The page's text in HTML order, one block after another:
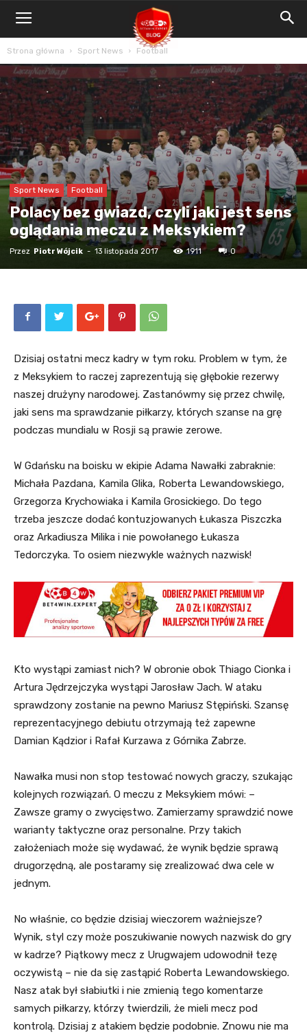
Blog
Strona główna Sport News Football
Sport News Football
Polacy bez gwiazd, czyli jaki jest sens
oglądania meczu z Meksykiem?
Przez Piotr Wójcik - 13 listopada 2017 1911 0
Dzisiaj ostatni mecz kadry w tym roku. Problem w tym, że
z Meksykiem to raczej zaprezentują się głębokie rezerwy
naszej drużyny narodowej. Zastanówmy się przez chwilę,
jaki sens ma sprawdzanie piłkarzy, których szanse na grę
podczas mundialu w Rosji są prawie zerowe.
W Gdańsku na boisku w ekipie Adama Nawałki zabraknie:
Michała Pazdana, Kamila Glika, Roberta Lewandowskiego,
Grzegorza Krychowiaka i Kamila Grosickiego. Do tego
trzeba jeszcze dodać kontuzjowanych Łukasza Piszczka
oraz Arkadiusza Milika i nie powołanego Łukasza
Tedorczyka. To osiem niezwykle ważnych nazwisk!
Kto wystąpi zamiast nich? W obronie obok Thiago Cionka i
Artura Jędrzejczyka wystąpi Jarosław Jach. W ataku
sprawdzony zostanie na pewno Mariusz Stępiński. Szansę
reprezentacyjnego debiutu otrzymają też zapewne
Damian Kądzior i Rafał Kurzawa z Górnika Zabrze.
Nawałka musi non stop testować nowych graczy, szukając
kolejnych rozwiązań. O meczu z Meksykiem mówi: –
Zawsze gramy o zwycięstwo. Zamierzamy sprawdzić nowe
warianty taktyczne oraz personalne. Przy takich
założeniach może się wydawać, że wynik będzie sprawą
drugorzędną, ale postaramy się zrealizować dwa cele w
jednym.
No właśnie, co będzie dzisiaj wieczorem ważniejsze?
Wynik, styl czy może poszukiwanie nowych nazwisk do gry
w kadrze? Piątkowy mecz z Urugwajem udowodnił tezę
oczywistą – nie da się zastąpić Roberta Lewandowskiego.
Nasz atak był słabiutki i nie zmienią tego komentarze
samych piłkarzy, którzy twierdzili, że mieli mecz pod
kontrolą. Dzisiaj z atakiem będzie podobnie. Znowu nie ma